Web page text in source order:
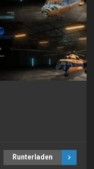
Runterladen